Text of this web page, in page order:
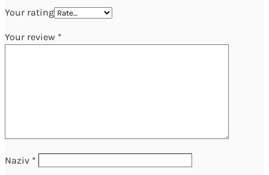
Your rating
Your review *
Naziv *